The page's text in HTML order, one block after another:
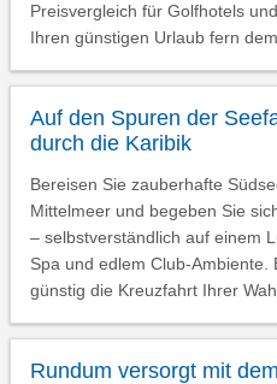
Preisvergleich für Golfhotels
Ihren günstigen Urlaub fern
Auf den Spuren der
durch die Karibik
Bereisen Sie zauberhafte
Mittelmeer und begeben Sie
– selbstverständlich auf einem
Spa und edlem Club-Ambiente.
günstig die Kreuzfahrt Ihrer
Rundum versorgt mit